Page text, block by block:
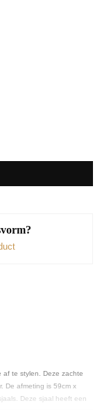
af te stylen. Deze zachte
De afmeting is 59cm x
Deze sjaal heeft een